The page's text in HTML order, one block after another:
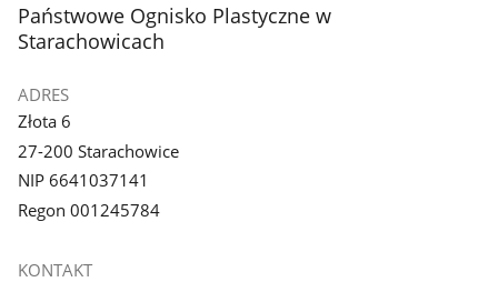
stopka
Państwowe Ognisko Plastyczne w
Starachowicach
ADRES
Złota 6
27-200 Starachowice
NIP 6641037141
Regon 001245784
KONTAKT